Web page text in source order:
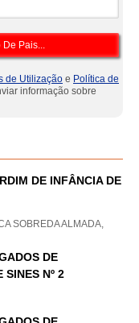
de Utilização e Política de
informação sobre
DE INFÂNCIA DE
SOBREDA ALMADA,
DE
SINES Nº 2